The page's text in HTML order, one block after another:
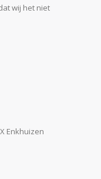
wij het niet
Enkhuizen